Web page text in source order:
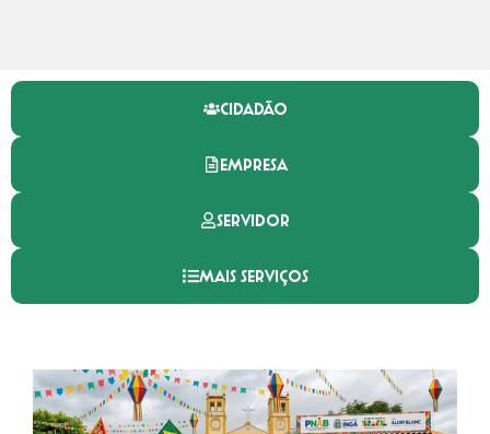
CIDADÃO
EMPRESA
SERVIDOR
MAIS SERVIÇOS